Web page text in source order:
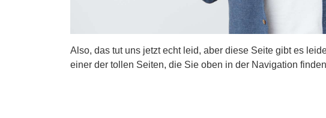
Also, das tut uns jetzt echt leid, aber diese Seite gibt es
einer der tollen Seiten, die Sie oben in der Navigation